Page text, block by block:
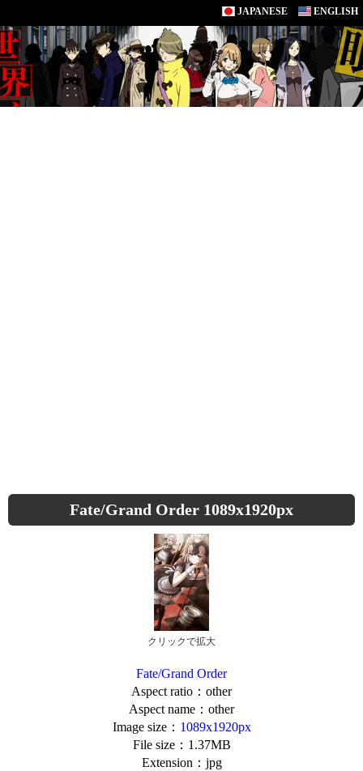
JAPANESE ENGLISH
Fate/Grand Order 1089x1920px
クリックで拡大
Fate/Grand Order
Aspect ratio：other
Aspect name：other
Image size： 1089x1920px
File size：1.37MB
Extension：jpg